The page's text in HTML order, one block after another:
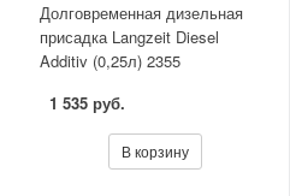
Долговременная дизельная
присадка Langzeit Diesel
Additiv (0,25л) 2355
1 535 руб.
В корзину